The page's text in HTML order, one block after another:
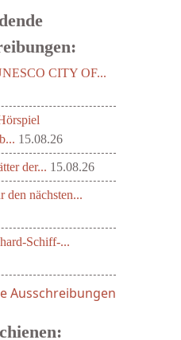
CITY OF...
15.08.26
der... 15.08.26
den nächsten...
Schiff-...
Ausschreibungen